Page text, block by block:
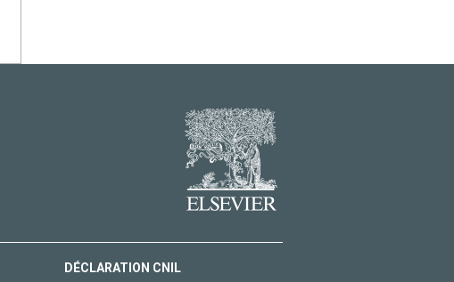
DÉCLARATION CNIL